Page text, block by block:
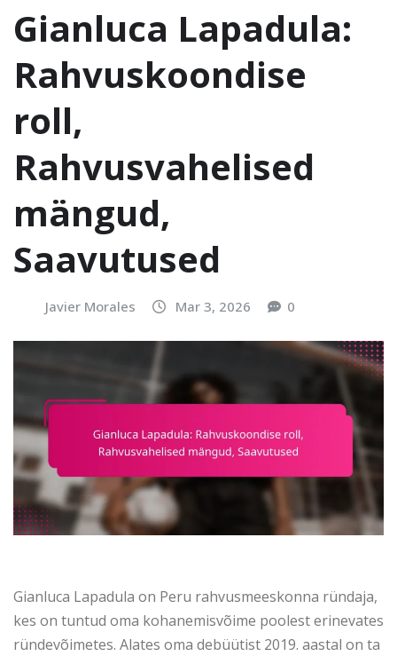
Gianluca Lapadula:
Rahvuskoondise
roll,
Rahvusvahelised
mängud,
Saavutused
Javier Morales Mar 3, 2026 0
Gianluca Lapadula on Peru rahvusmeeskonna ründaja,
kes on tuntud oma kohanemisvõime poolest erinevates
ründevõimetes. Alates oma debüütist 2019. aastal on ta